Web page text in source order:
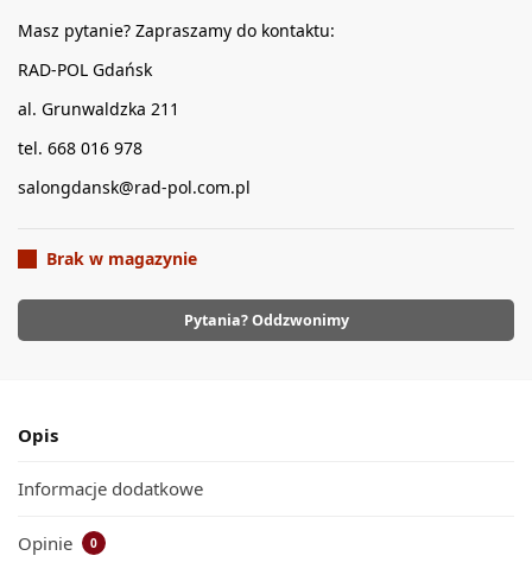
Masz pytanie? Zapraszamy do kontaktu:
RAD-POL Gdańsk
al. Grunwaldzka 211
tel. 668 016 978
salongdansk@rad-pol.com.pl
Brak w magazynie
Pytania? Oddzwonimy
Opis
Informacje dodatkowe
Opinie 0